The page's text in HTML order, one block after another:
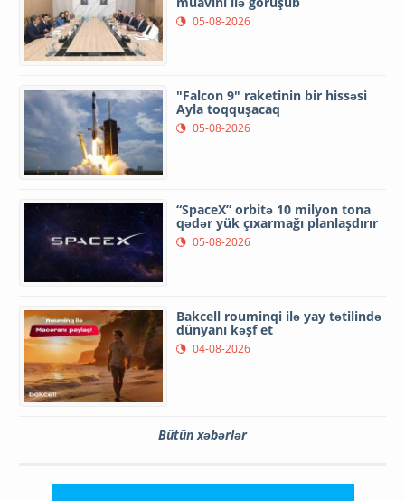
05-08-2026
"Falcon 9" raketinin bir hissəsi
Ayla toqquşacaq
05-08-2026
“SpaceX” orbitə 10 milyon tona
qədər yük çıxarmağı planlaşdırır
05-08-2026
Bakcell rouminqi ilə yay tətilində
dünyanı kəşf et
04-08-2026
Bütün xəbərlər